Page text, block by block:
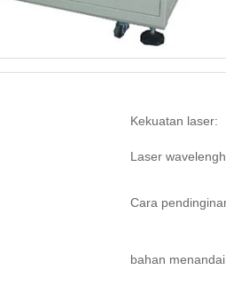
Kekuatan laser:
Laser
Cara
bahan